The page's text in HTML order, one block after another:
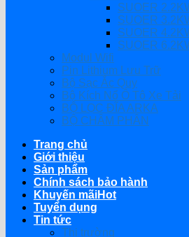
SUOER
SUOER
SUOER
SUOER
Modul Wifi
Pin Lithium Lưu Trữ
Bộ Sạc Ắc Quy
Bộ Kích Nổ Ô Tô Xe Tải
BỘ LỌC ĐĨA ARKA
BỘ CHÂM PHÂN
Trang chủ
Giới thiệu
Sản phẩm
Chính sách bảo hành
Khuyến mãi
Tuyển dụng
Tin tức
Thị trường